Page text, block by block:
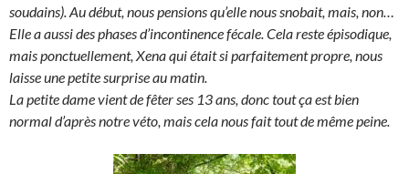
soudains). Au début, nous pensions qu’elle nous snobait, mais, non…
Elle a aussi des phases d’incontinence fécale. Cela reste épisodique,
mais ponctuellement, Xena qui était si parfaitement propre, nous
laisse une petite surprise au matin.
La petite dame vient de fêter ses 13 ans, donc tout ça est bien
normal d’après notre véto, mais cela nous fait tout de même peine.